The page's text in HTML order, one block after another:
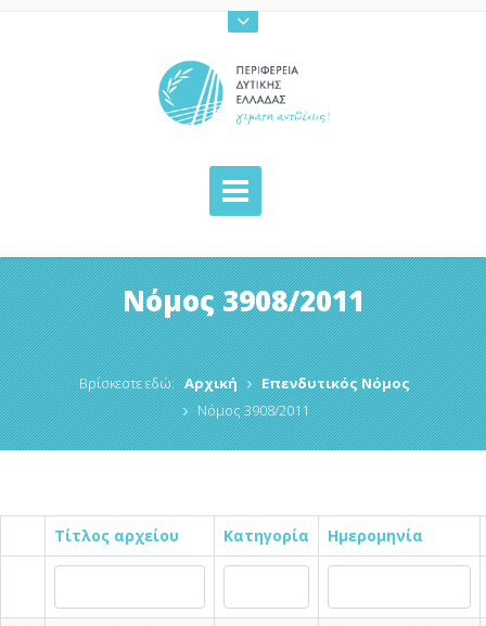
Νόμος 3908/2011
Βρίσκεστε εδώ: Αρχική
Επενδυτικός Νόμος
Νόμος 3908/2011
Τίτλος αρχείου Κατηγορία Ημερομηνία